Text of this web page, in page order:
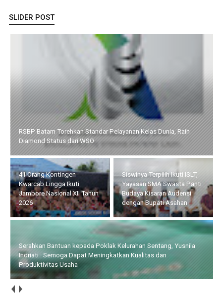
SLIDER POST
RSBP Batam Torehkan Standar Pelayanan Kelas Dunia, Raih
Diamond Status dari WSO
41 Orang Kontingen
Kwarcab Lingga Ikuti
Jambore Nasional XII Tahun
2026
Siswinya Terpilih Ikuti ISLT,
Yayasan SMA Swasta Panti
Budaya Kisaran Audensi
dengan Bupati Asahan
Serahkan Bantuan kepada Poklak Kelurahan Sentang, Yusnila
Indriati : Semoga Dapat Meningkatkan Kualitas dan
Produktivitas Usaha